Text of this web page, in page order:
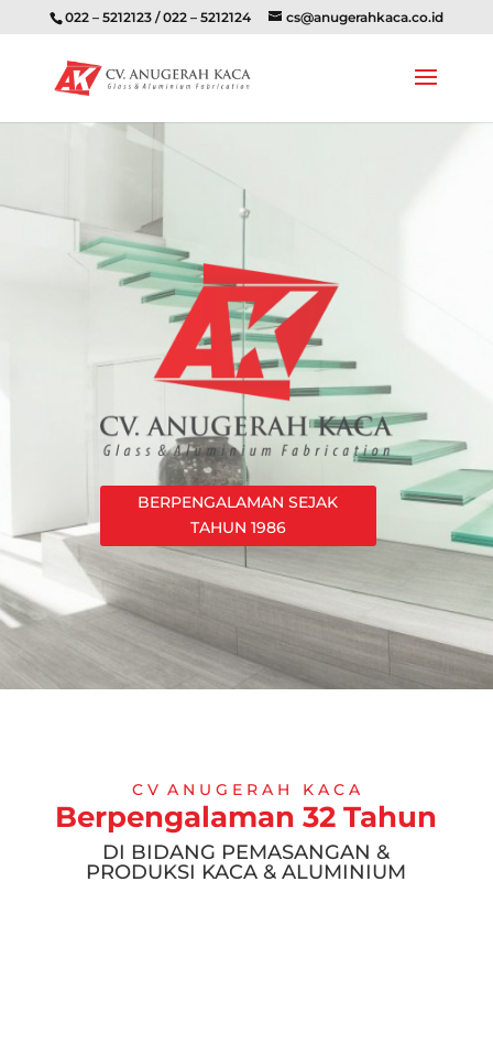
022 – 5212123 / 022 – 5212124 cs@anugerahkaca.co.id
BERPENGALAMAN SEJAK
TAHUN 1986
C V A N U G E R A H K A C A
Berpengalaman 32 Tahun
DI BIDANG PEMASANGAN &
PRODUKSI KACA & ALUMINIUM